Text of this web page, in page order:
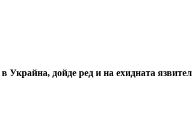
дойде ред и на ехидната